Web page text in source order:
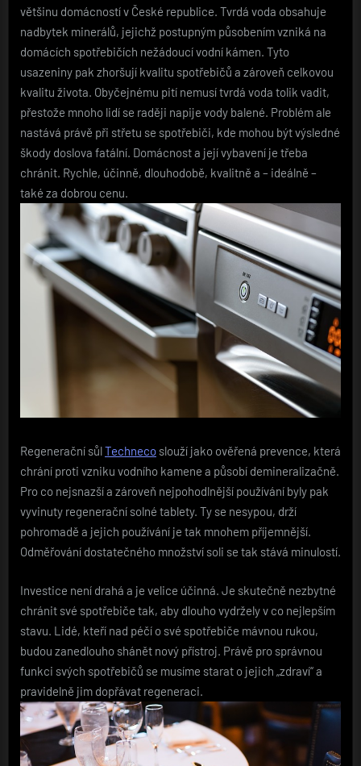
většinu domácností v České republice. Tvrdá voda obsahuje
nadbytek minerálů, jejichž postupným působením vzniká na
domácích spotřebičích nežádoucí vodní kámen. Tyto
usazeniny pak zhoršují kvalitu spotřebičů a zároveň celkovou
kvalitu života. Obyčejnému pití nemusí tvrdá voda tolik vadit,
přestože mnoho lidí se raději napije vody balené. Problém ale
nastává právě při střetu se spotřebiči, kde mohou být výsledné
škody doslova fatální. Domácnost a její vybavení je třeba
chránit. Rychle, účinně, dlouhodobě, kvalitně a – ideálně –
také za dobrou cenu.
Regenerační sůlTechneco slouží jako ověřená prevence, která
chrání proti vzniku vodního kamene a působí demineralizačně.
Pro co nejsnazší a zároveň nejpohodlnější používání byly pak
vyvinuty regenerační solné tablety. Ty se nesypou, drží
pohromadě a jejich používání je tak mnohem příjemnější.
Odměřování dostatečného množství soli se tak stává minulostí.
Investice není drahá a je velice účinná. Je skutečně nezbytné
chránit své spotřebiče tak, aby dlouho vydržely v co nejlepším
stavu. Lidé, kteří nad péčí o své spotřebiče mávnou rukou,
budou zanedlouho shánět nový přístroj. Právě pro správnou
funkci svých spotřebičů se musíme starat o jejich „zdraví“ a
pravidelně jim dopřávat regeneraci.